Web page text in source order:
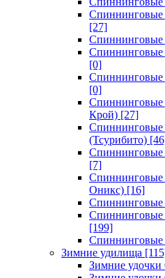
Спиннинговые
[27]
Спиннинговые
Спиннинговые
[0]
[0]
Спиннинговые
Крой) [27]
Спиннинговые
(Тсурибито)
[7]
Оникс) [16]
Спиннинговые
Спиннинговые
[199]
Спиннинговые
Зимние удилища
Зимние удочки